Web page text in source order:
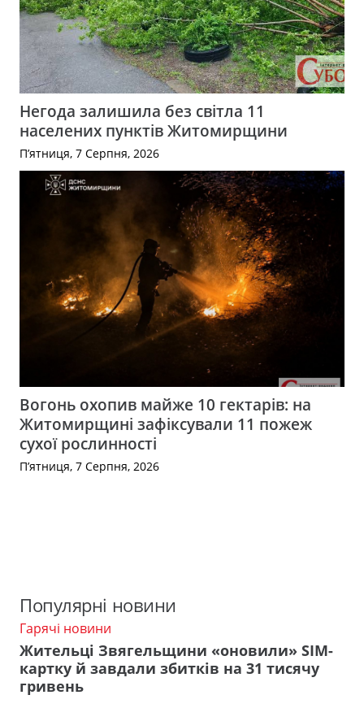
Негода залишила без світла 11
населених пунктів Житомирщини
П’ятниця, 7 Серпня, 2026
Вогонь охопив майже 10 гектарів: на
Житомирщині зафіксували 11 пожеж
сухої рослинності
П’ятниця, 7 Серпня, 2026
Популярні новини
Гарячі новини
Жительці Звягельщини «оновили» SIM-
картку й завдали збитків на 31 тисячу
гривень